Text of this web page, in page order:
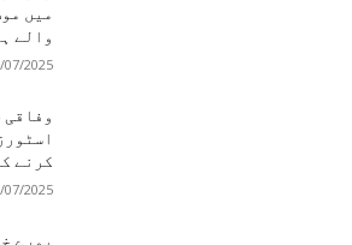
میں
والے
07/2025
وفاقی
کرنے
07/2025
پورے